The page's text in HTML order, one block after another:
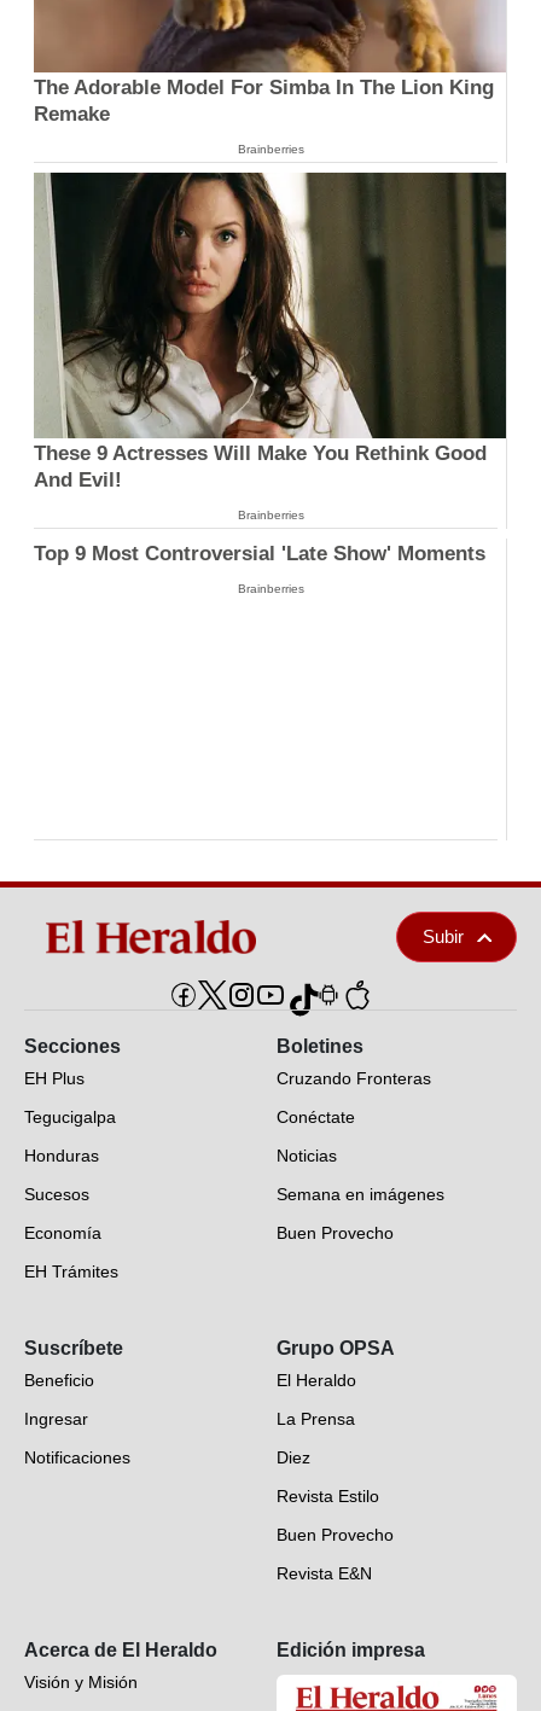
The Adorable Model For Simba In The Lion King
Remake
Brainberries
These 9 Actresses Will Make You Rethink Good
And Evil!
Brainberries
Top 9 Most Controversial 'Late Show' Moments
Brainberries
Subir
Secciones
EH Plus
Tegucigalpa
Honduras
Sucesos
Economía
EH Trámites
EH Verifica
Fotogalerías
Deportes
Videos
Boletines
Cruzando Fronteras
Conéctate
Noticias
Semana en imágenes
Buen Provecho
Suscríbete
Beneficio
Ingresar
Notificaciones
Grupo OPSA
El Heraldo
La Prensa
Diez
Revista Estilo
Buen Provecho
Revista E&N
Acerca de El Heraldo
Visión y Misión
Edición impresa